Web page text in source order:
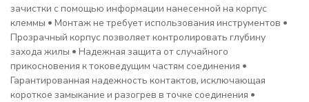
зачистки с помощью информации нанесенной на корпус
клеммы • Монтаж не требует использования инструментов •
Прозрачный корпус позволяет контролировать глубину
захода жилы • Надежная защита от случайного
прикосновения к токоведущим частям соединения •
Гарантированная надежность контактов, исключающая
короткое замыкание и разогрев в точке соединения •